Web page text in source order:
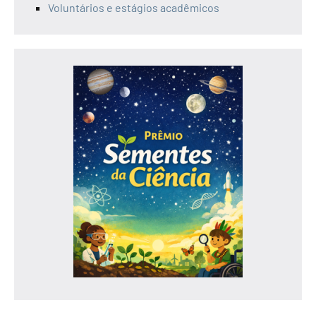
Voluntários e estágios acadêmicos